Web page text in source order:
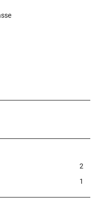
2
1